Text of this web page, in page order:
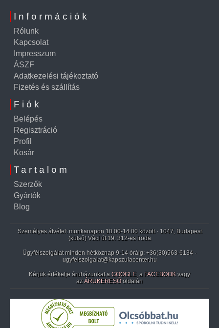
Információk
Rólunk
Kapcsolat
Impresszum
ÁSZF
Adatkezelési tájékoztató
Fizetés és szállítás
Fiók
Belépés
Regisztráció
Profil
Kosár
Tartalom
Szerzők
Gyártók
Blog
Személyes átvétel: munkanapon 10:00-14:00 között · 1047, Budapest
(külső) Váci út 19. 312-es iroda
Ügyfélszolgálat minden hétköznap 9-14 óráig: +36(30)563-6134 ·
ugyfelszolgalat@kapszulacenter.hu
Kérjük értékelje áruházunkat a GOOGLE, a FACEBOOK vagy
az ÁRUKERESŐ oldalán